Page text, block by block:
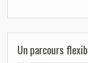
Un parcours